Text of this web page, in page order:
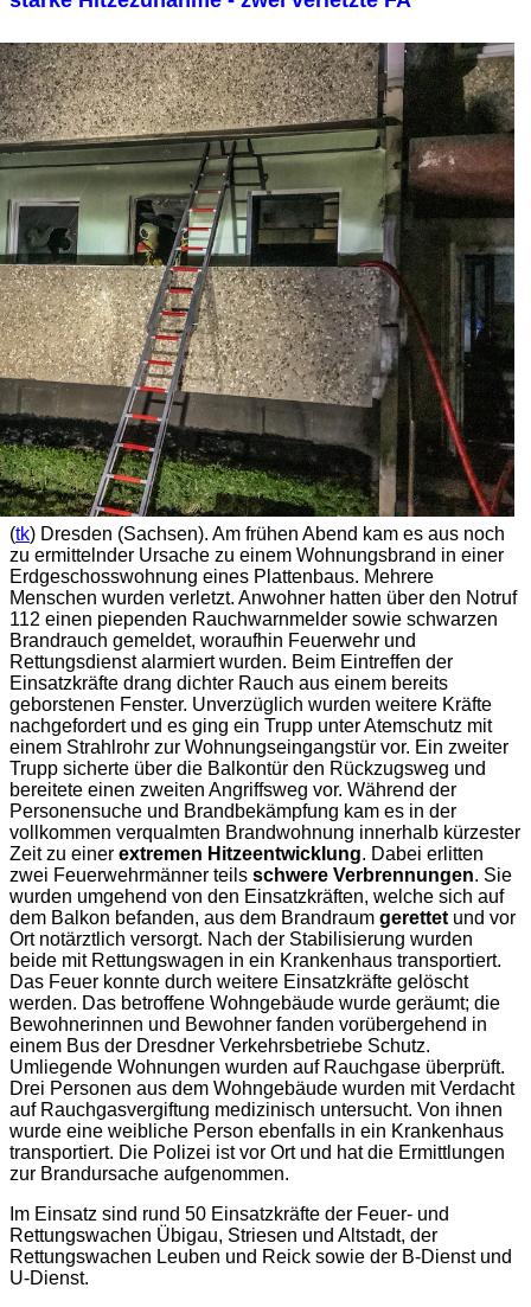
(tk) Dresden (Sachsen). Am frühen Abend kam es aus noch
zu ermittelnder Ursache zu einem Wohnungsbrand in einer
Erdgeschosswohnung eines Plattenbaus. Mehrere
Menschen wurden verletzt. Anwohner hatten über den Notruf
112 einen piependen Rauchwarnmelder sowie schwarzen
Brandrauch gemeldet, woraufhin Feuerwehr und
Rettungsdienst alarmiert wurden. Beim Eintreffen der
Einsatzkräfte drang dichter Rauch aus einem bereits
geborstenen Fenster. Unverzüglich wurden weitere Kräfte
nachgefordert und es ging ein Trupp unter Atemschutz mit
einem Strahlrohr zur Wohnungseingangstür vor. Ein zweiter
Trupp sicherte über die Balkontür den Rückzugsweg und
bereitete einen zweiten Angriffsweg vor. Während der
Personensuche und Brandbekämpfung kam es in der
vollkommen verqualmten Brandwohnung innerhalb kürzester
Zeit zu einer extremen Hitzeentwicklung. Dabei erlitten
zwei Feuerwehrmänner teils schwere Verbrennungen. Sie
wurden umgehend von den Einsatzkräften, welche sich auf
dem Balkon befanden, aus dem Brandraum gerettet und vor
Ort notärztlich versorgt. Nach der Stabilisierung wurden
beide mit Rettungswagen in ein Krankenhaus transportiert.
Das Feuer konnte durch weitere Einsatzkräfte gelöscht
werden. Das betroffene Wohngebäude wurde geräumt; die
Bewohnerinnen und Bewohner fanden vorübergehend in
einem Bus der Dresdner Verkehrsbetriebe Schutz.
Umliegende Wohnungen wurden auf Rauchgase überprüft.
Drei Personen aus dem Wohngebäude wurden mit Verdacht
auf Rauchgasvergiftung medizinisch untersucht. Von ihnen
wurde eine weibliche Person ebenfalls in ein Krankenhaus
transportiert. Die Polizei ist vor Ort und hat die Ermittlungen
zur Brandursache aufgenommen.
Im Einsatz sind rund 50 Einsatzkräfte der Feuer- und
Rettungswachen Übigau, Striesen und Altstadt, der
Rettungswachen Leuben und Reick sowie der B-Dienst und
U-Dienst.